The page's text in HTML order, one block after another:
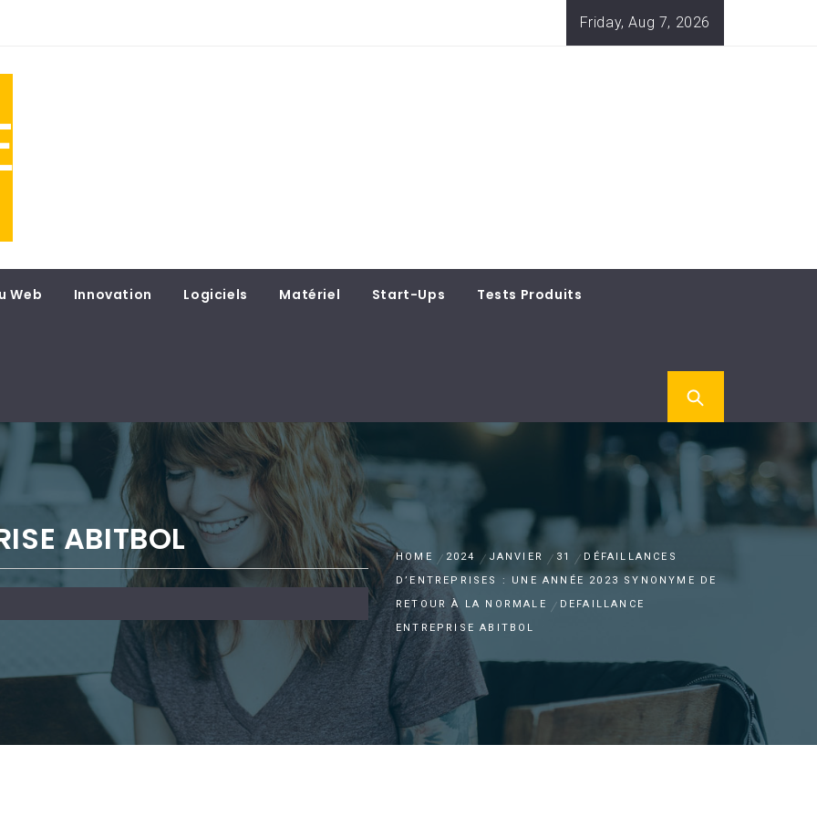
Friday, Aug 7, 2026
Web Innovation Logiciels Matériel Start-Ups Tests Produits
ABITBOL HOME 2024 JANVIER 31
DÉFAILLANCES
D’ENTREPRISES : UNE ANNÉE 2023 SYNONYME DE
RETOUR À LA NORMALE
DEFAILLANCE
ENTREPRISE ABITBOL